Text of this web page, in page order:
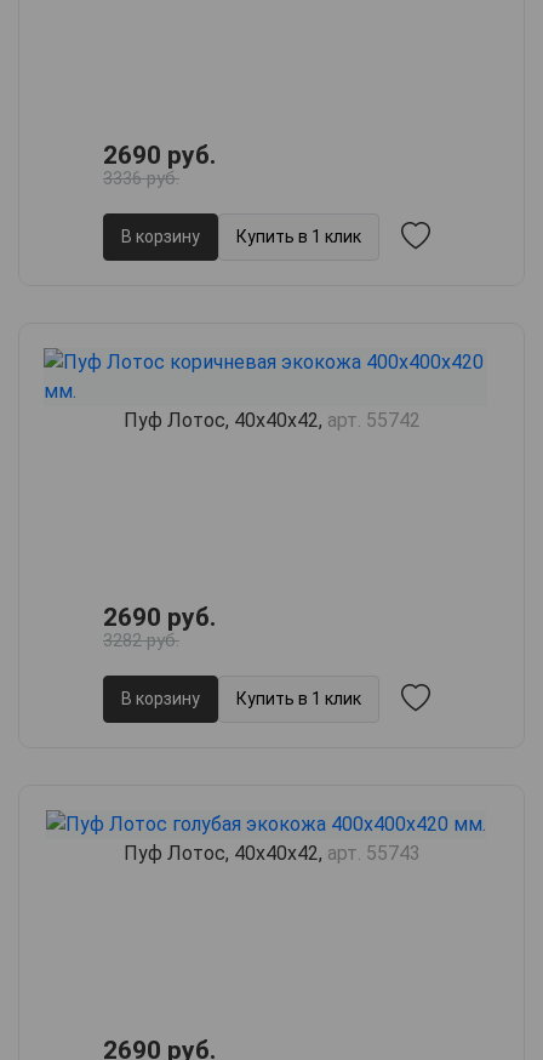
2690 руб.
3336 руб.
В корзину Купить в 1 клик
Пуф Лотос, 40х40х42, арт. 55742
2690 руб.
3282 руб.
В корзину Купить в 1 клик
Пуф Лотос, 40х40х42, арт. 55743
2690 руб.